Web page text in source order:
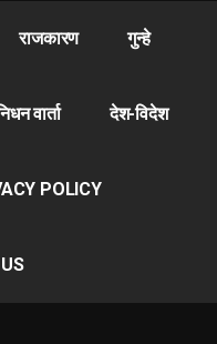
राजकारण गुन्हे
वार्ता देश-विदेश
POLICY